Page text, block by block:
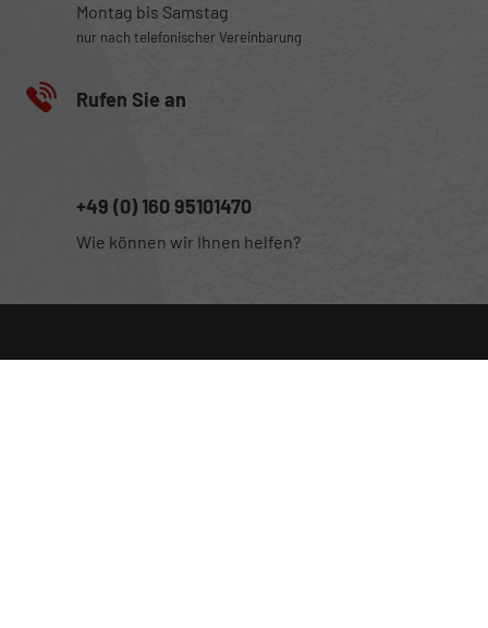
Montag bis Samstag
nur nach telefonischer Vereinbarung
Rufen Sie an
+49 (0) 160 95101470
Wie können wir Ihnen helfen?